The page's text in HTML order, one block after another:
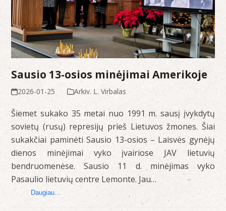
Sausio 13-osios minėjimai Amerikoje
2026-01-25 Arkiv. L. Virbalas
Šiemet sukako 35 metai nuo 1991 m. sausį įvykdytų
sovietų (rusų) represijų prieš Lietuvos žmones. Šiai
sukakčiai paminėti Sausio 13-osios – Laisvės gynėjų
dienos minėjimai vyko įvairiose JAV lietuvių
bendruomenėse. Sausio 11 d. minėjimas vyko
Pasaulio lietuvių centre Lemonte. Jau…
Daugiau...